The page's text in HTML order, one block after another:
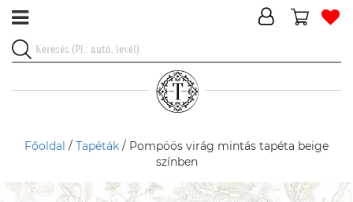
Főoldal / Tapéták / Pompöös virág mintás tapéta beige
színben